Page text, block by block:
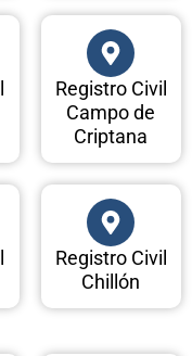
Registro Civil
Campo de
Criptana
Registro Civil
Chillón